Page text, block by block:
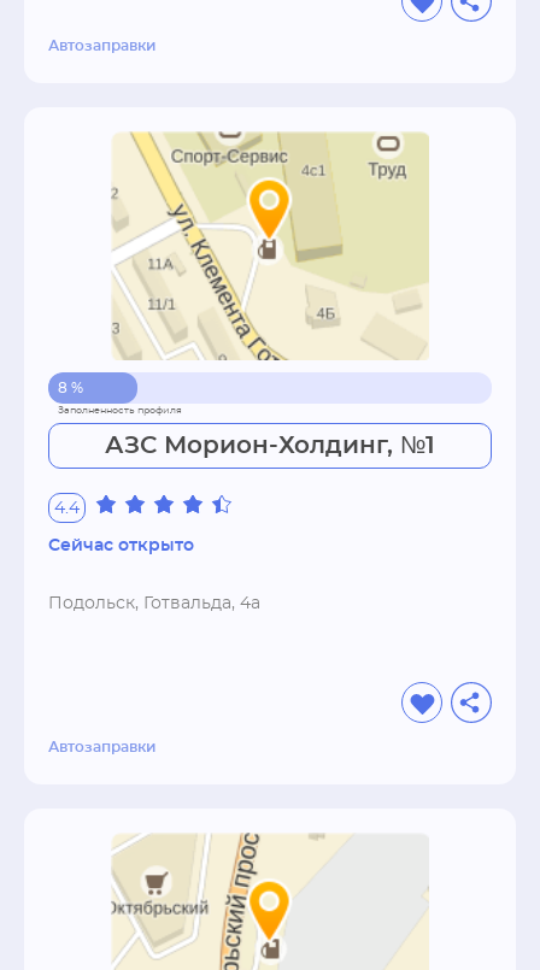
Автозаправки
8 %
АЗС Морион-Холдинг, №1
4.4
Сейчас открыто
Подольск, Готвальда, 4а
Автозаправки